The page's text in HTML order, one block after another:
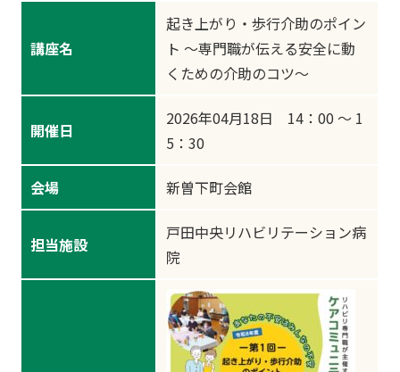
講座名
起き上がり・歩行介助のポイン
ト ～専門職が伝える安全に動
くための介助のコツ～
開催日
2026年04月18日 14：00 ～ 1
5：30
会場 新曽下町会館
担当施設
戸田中央リハビリテーション病
院